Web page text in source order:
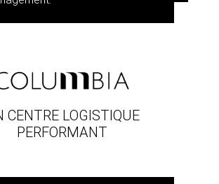
CENTRE LOGISTIQUE
PERFORMANT